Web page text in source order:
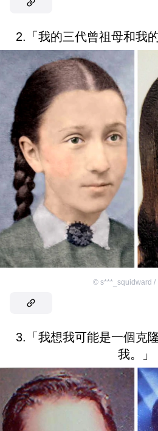
2.「我的三代曾祖母和我
© s***_squidward /
3.「我想我可能是一個克
我。」